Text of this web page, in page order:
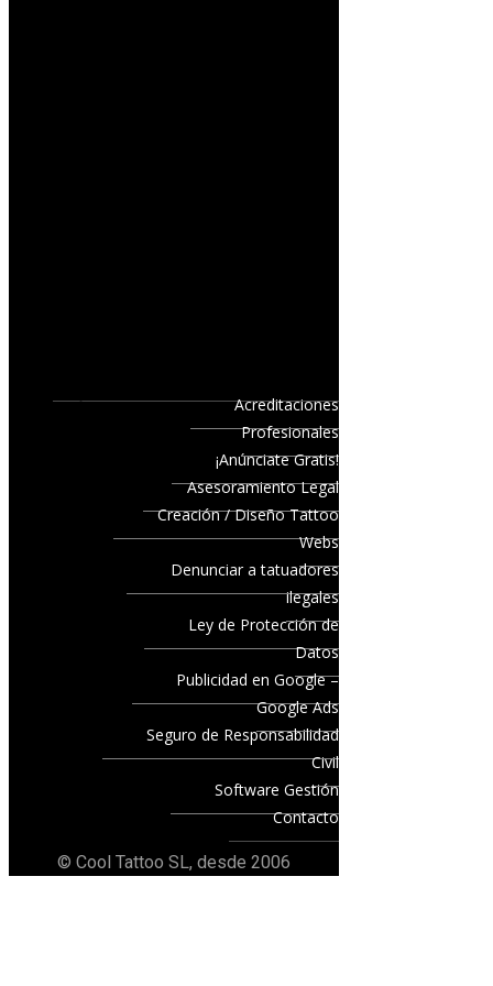
Acreditaciones
Profesionales
¡Anúnciate Gratis!
Asesoramiento Legal
Creación / Diseño Tattoo
Webs
Denunciar a tatuadores
ilegales
Ley de Protección de
Datos
Publicidad en Google –
Google Ads
Seguro de Responsabilidad
Civil
Software Gestión
Contacto
© Cool Tattoo SL, desde 2006